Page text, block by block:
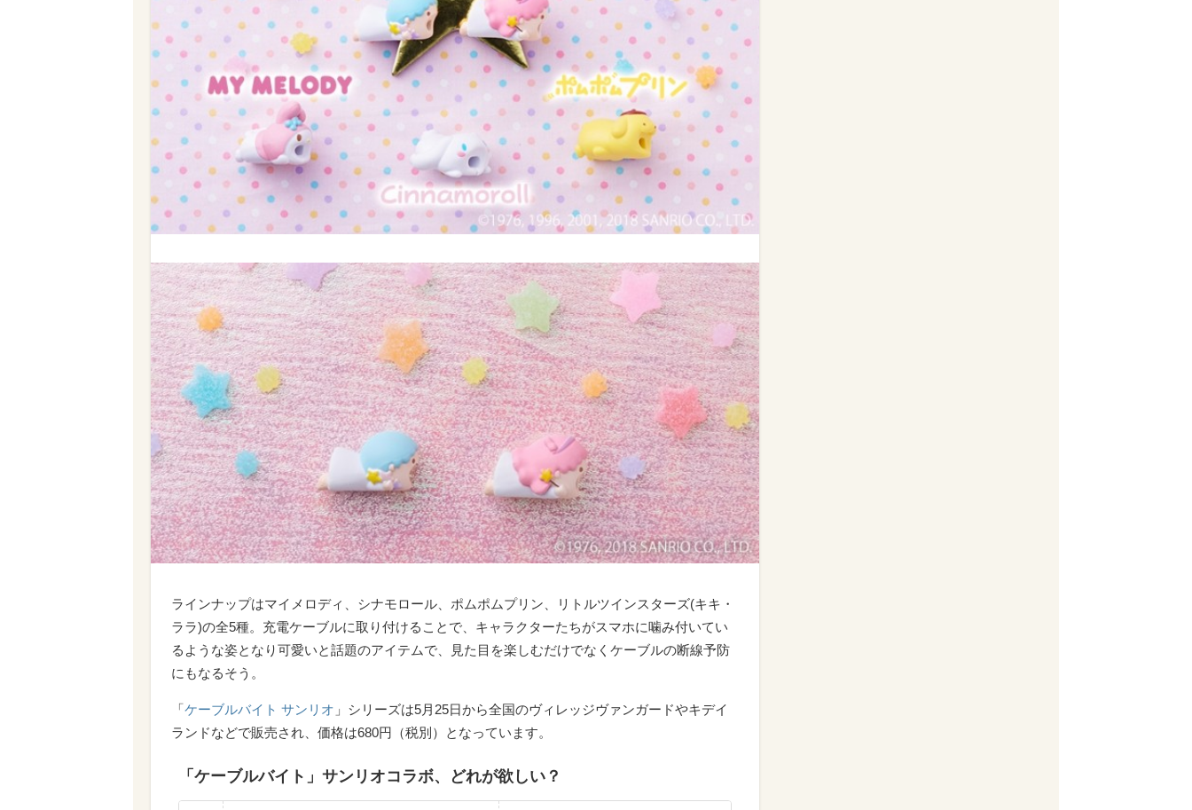
ラインナップはマイメロディ、シナモロール、ポムポムプリン、リトルツインスターズ(キキ・
ララ)の全5種。充電ケーブルに取り付けることで、キャラクターたちがスマホに噛み付いてい
るような姿となり可愛いと話題のアイテムで、見た目を楽しむだけでなくケーブルの断線予防
にもなるそう。
「ケーブルバイト サンリオ 」シリーズは5月25日から全国のヴィレッジヴァンガードやキデイ
ランドなどで販売され、価格は680円（税別）となっています。